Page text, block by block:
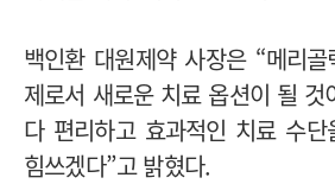
백인환 대원제약 사장은 “메리
제로서 새로운 치료 옵션이 될 것
다 편리하고 효과적인 치료 수
힘쓰겠다”고 밝혔다.